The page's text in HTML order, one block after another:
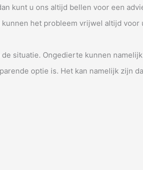
kunt u ons altijd bellen voor een
het probleem vrijwel altijd voor
situatie. Ongedierte kunnen
optie is. Het kan namelijk zijn